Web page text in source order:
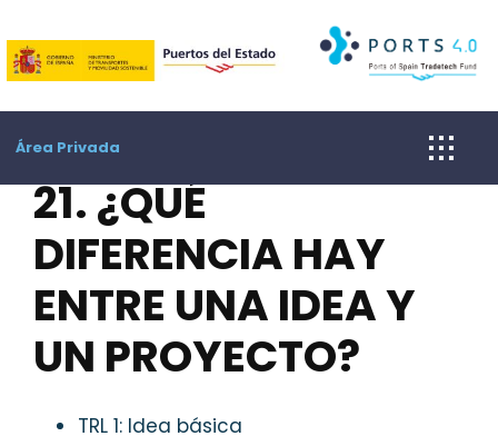
to
content
Área Privada
21. ¿QUÉ
DIFERENCIA HAY
ENTRE UNA IDEA Y
UN PROYECTO?
TRL 1: Idea básica